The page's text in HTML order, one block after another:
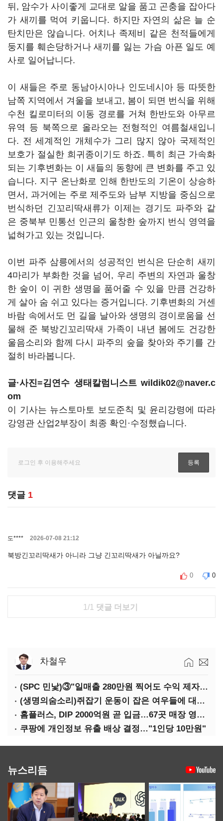
뒤, 암수가 사이좋게 교대로 알을 품고 곤충을 잡아다
가 새끼를 먹여 키웁니다. 하지만 자연의 삶은 늘 순
탄치만은 않습니다. 어치나 족제비 같은 천적들에게
둥지를 훼손당하거나 새끼를 잃는 가슴 아픈 일도 예
사로 일어납니다.
이 새들은 주로 동남아시아나 인도네시아 등 따뜻한
남쪽 지역에서 겨울을 보내고, 봄이 되면 번식을 위해
수천 킬로미터의 이동 경로를 거쳐 한반도와 아무르
유역 등 북쪽으로 올라오는 전형적인 여름철새입니
다. 전 세계적인 개체수가 그리 많지 않아 국제적인
보호가 절실한 희귀종이기도 하죠. 특히 최근 가속화
되는 기후변화는 이 새들의 동향에 큰 변화를 주고 있
습니다. 지구 온난화로 인해 한반도의 기온이 상승하
면서, 과거에는 주로 제주도와 남부 지방을 중심으로
번식하던 긴꼬리딱새류가 이제는 경기도 파주와 같
은 중북부 민통선 인근의 울창한 숲까지 번식 영역을
넓혀가고 있는 것입니다.
이번 파주 삼릉에서의 성공적인 번식은 단순히 새끼
4마리가 부화한 것을 넘어, 우리 주변의 자연과 울창
한 숲이 이 귀한 생명을 품어줄 수 있을 만큼 건강하
게 살아 숨 쉬고 있다는 증거입니다. 기후변화의 거센
바람 속에서도 먼 길을 날아와 생명의 경이로움을 선
물해 준 북방긴꼬리딱새 가족이 내년 봄에도 건강한
울음소리와 함께 다시 파주의 숲을 찾아와 주기를 간
절히 바라봅니다.
글·사진=김연수 생태칼럼니스트 wildik02@naver.c
om
이 기사는 뉴스토마토 보도준칙 및 윤리강령에 따라
강영관 산업2부장이 최종 확인·수정했습니다.
댓글 1
도**** 2026-07-08 21:12
북방긴꼬리딱새가 아니라 그냥 긴꼬리딱새가 아닐까요?
0 0
1/1 댓글 더보기
차철우
(SPC 민낯)③"일매출 280만원 찍어도 수익 제자리"…점주 울리는 '상시 할인'
(생명의숨소리)쥐잡기 운동이 잡은 여우들에 대하여
홈플러스, DIP 2000억원 곧 입금…67곳 매장 영업 재개 예정
쿠팡에 개인정보 유출 배상 결정…"1인당 10만원"
뉴스리듬